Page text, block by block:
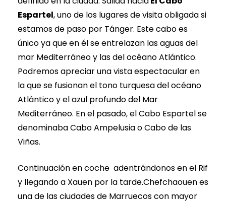
Espartel, uno de los lugares de visita obligada si
estamos de paso por Tánger. Este cabo es
único ya que en él se entrelazan las aguas del
mar Mediterráneo y las del océano Atlántico.
Podremos apreciar una vista espectacular en
la que se fusionan el tono turquesa del océano
Atlántico y el azul profundo del Mar
Mediterráneo. En el pasado, el Cabo Espartel se
denominaba Cabo Ampelusia o Cabo de las
Viñas.
Continuación en coche adentrándonos en el Rif
y llegando a Xauen por la tarde.Chefchaouen es
una de las ciudades de Marruecos con mayor